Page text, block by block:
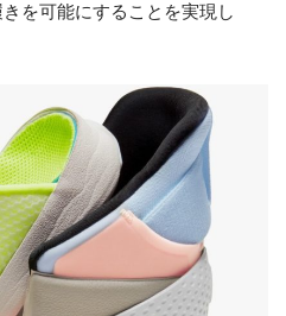
を可能にすることを実現し